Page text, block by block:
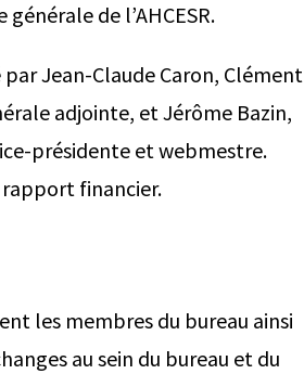
de l’AHCESR.
Jean-Claude Caron, Clément
adjointe, et Jérôme Bazin,
présidente et webmestre.
rapport financier.
les membres du bureau ainsi
au sein du bureau et du